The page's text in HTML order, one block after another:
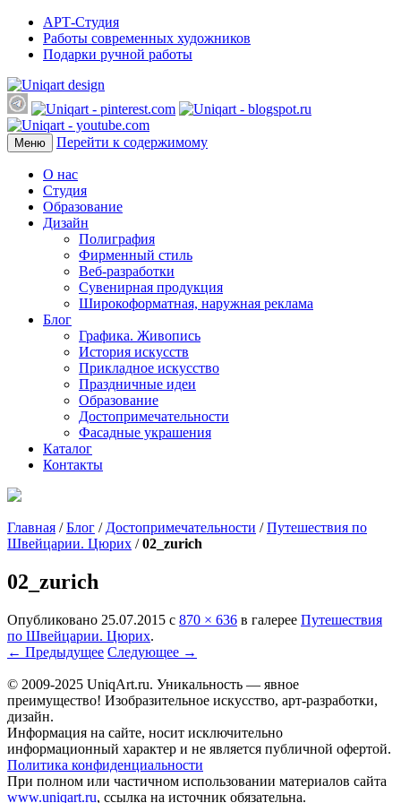
АРТ-Студия
Работы современных художников
Подарки ручной работы
Меню Перейти к содержимому
О нас
Студия
Образование
Дизайн
Полиграфия
Фирменный стиль
Веб-разработки
Сувенирная продукция
Широкоформатная, наружная реклама
Блог
Графика. Живопись
История искусств
Прикладное искусство
Праздничные идеи
Образование
Достопримечательности
Фасадные украшения
Каталог
Контакты
Главная /Блог / Достопримечательности /Путешествия по
Швейцарии. Цюрих /02_zurich
02_zurich
Опубликовано 25.07.2015 с 870 × 636 в галерее Путешествия
по Швейцарии. Цюрих.
← Предыдущее Следующее →
© 2009-2025 UniqАrt.ru. Уникальность — явное
преимущество! Изобразительное искусство, арт-разработки,
дизайн.
Информация на сайте, носит исключительно
информационный характер и не является публичной офертой.
Политика конфиденциальности
При полном или частичном использовании материалов сайта
www.uniqart.ru, ссылка на источник обязательна.